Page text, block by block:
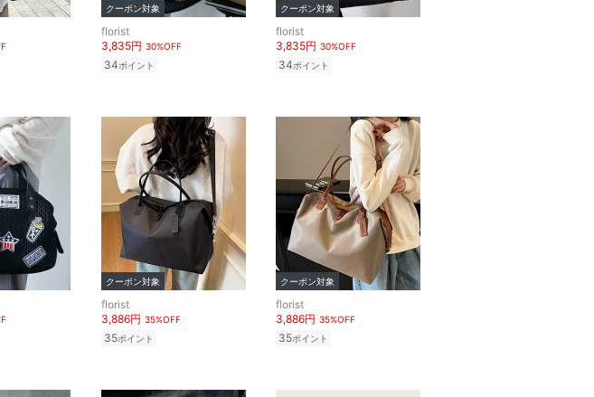
クーポン対象
florist
3,835円 30%OFF
34ポイント
クーポン対象
florist
3,835円 30%OFF
34ポイント
クーポン対象
florist
3,886円 35%OFF
35ポイント
クーポン対象
florist
3,886円 35%OFF
35ポイント